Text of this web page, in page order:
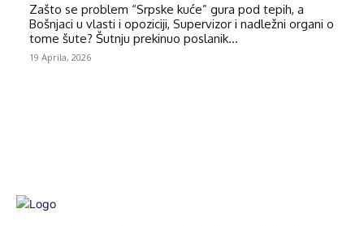
Zašto se problem “Srpske kuće” gura pod tepih, a
Bošnjaci u vlasti i opoziciji, Supervizor i nadležni organi o
tome šute? Šutnju prekinuo poslanik...
19 Aprila, 2026